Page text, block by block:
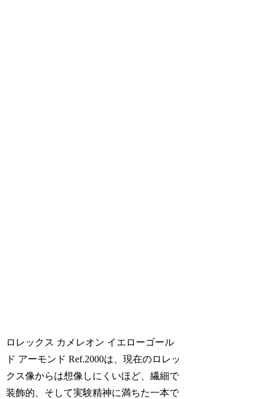
ロレックス カメレオン イエローゴール
ド アーモンド Ref.2000は、現在のロレッ
クス像からは想像しにくいほど、繊細で
装飾的、そして実験精神に満ちた一本で